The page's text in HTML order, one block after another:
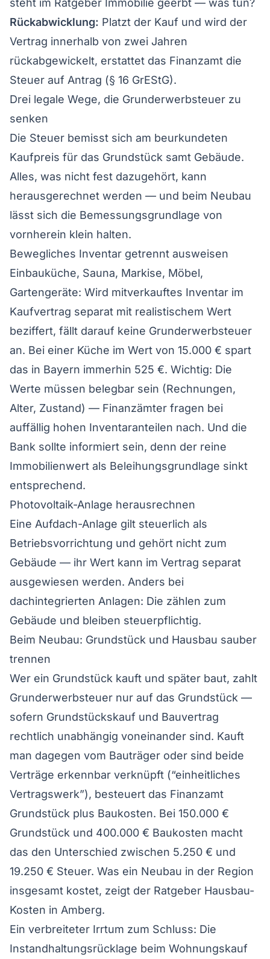
steht im Ratgeber Immobilie geerbt — was tun?
Rückabwicklung: Platzt der Kauf und wird der
Vertrag innerhalb von zwei Jahren
rückabgewickelt, erstattet das Finanzamt die
Steuer auf Antrag (§ 16 GrEStG).
Drei legale Wege, die Grunderwerbsteuer zu
senken
Die Steuer bemisst sich am beurkundeten
Kaufpreis für das Grundstück samt Gebäude.
Alles, was nicht fest dazugehört, kann
herausgerechnet werden — und beim Neubau
lässt sich die Bemessungsgrundlage von
vornherein klein halten.
Bewegliches Inventar getrennt ausweisen
Einbauküche, Sauna, Markise, Möbel,
Gartengeräte: Wird mitverkauftes Inventar im
Kaufvertrag separat mit realistischem Wert
beziffert, fällt darauf keine Grunderwerbsteuer
an. Bei einer Küche im Wert von 15.000 € spart
das in Bayern immerhin 525 €. Wichtig: Die
Werte müssen belegbar sein (Rechnungen,
Alter, Zustand) — Finanzämter fragen bei
auffällig hohen Inventaranteilen nach. Und die
Bank sollte informiert sein, denn der reine
Immobilienwert als Beleihungsgrundlage sinkt
entsprechend.
Photovoltaik-Anlage herausrechnen
Eine Aufdach-Anlage gilt steuerlich als
Betriebsvorrichtung und gehört nicht zum
Gebäude — ihr Wert kann im Vertrag separat
ausgewiesen werden. Anders bei
dachintegrierten Anlagen: Die zählen zum
Gebäude und bleiben steuerpflichtig.
Beim Neubau: Grundstück und Hausbau sauber
trennen
Wer ein Grundstück kauft und später baut, zahlt
Grunderwerbsteuer nur auf das Grundstück —
sofern Grundstückskauf und Bauvertrag
rechtlich unabhängig voneinander sind. Kauft
man dagegen vom Bauträger oder sind beide
Verträge erkennbar verknüpft (“einheitliches
Vertragswerk”), besteuert das Finanzamt
Grundstück plus Baukosten. Bei 150.000 €
Grundstück und 400.000 € Baukosten macht
das den Unterschied zwischen 5.250 € und
19.250 € Steuer. Was ein Neubau in der Region
insgesamt kostet, zeigt der Ratgeber Hausbau-
Kosten in Amberg.
Ein verbreiteter Irrtum zum Schluss: Die
Instandhaltungsrücklage beim Wohnungskauf